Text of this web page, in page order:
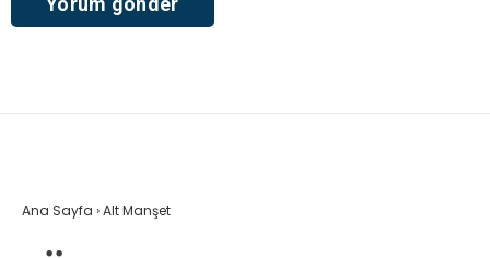
Ana Sayfa ›Alt Manşet